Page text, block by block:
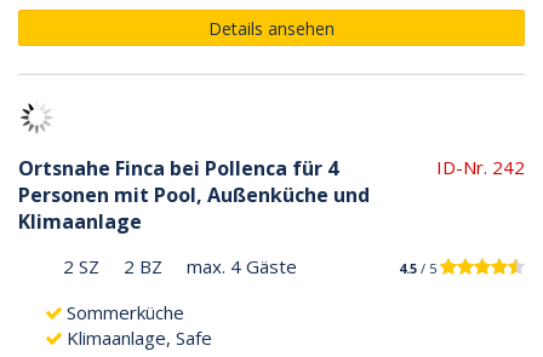
Details ansehen
Ortsnahe Finca bei Pollenca für 4
Personen mit Pool, Außenküche und
Klimaanlage
ID-Nr. 242
2 SZ 2 BZ max. 4 Gäste 4.5 / 5
Sommerküche
Klimaanlage, Safe